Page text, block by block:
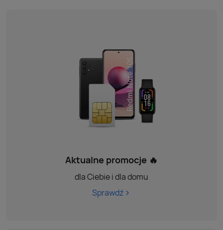
Aktualne promocje 🔥
dla Ciebie i dla domu
Sprawdź